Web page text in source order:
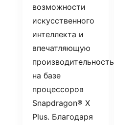
возможности
искусственного
интеллекта и
впечатляющую
производительность
на базе
процессоров
Snapdragon® X
Plus. Благодаря